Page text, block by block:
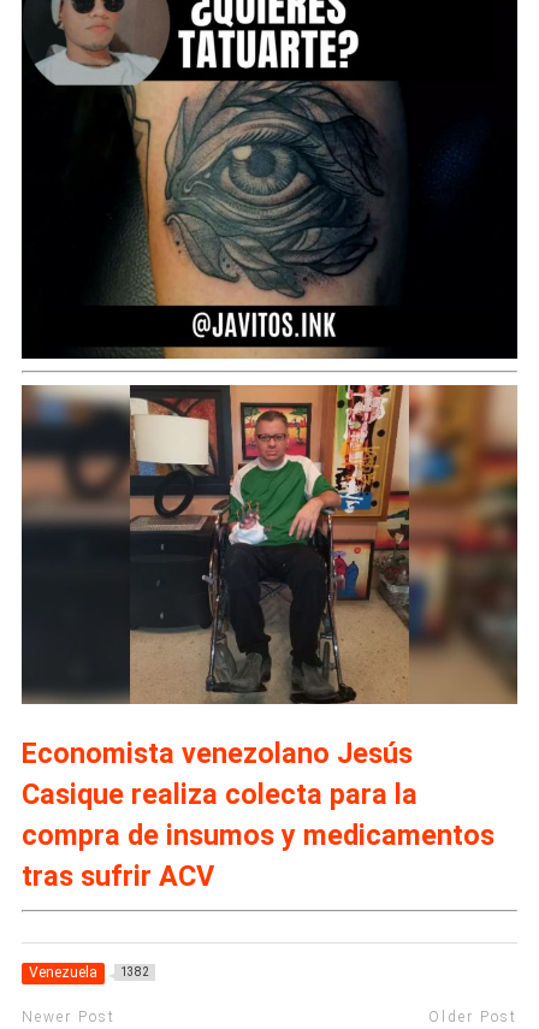
Economista venezolano Jesús
Casique realiza colecta para la
compra de insumos y medicamentos
tras sufrir ACV
Venezuela 1382
Newer Post Older Post